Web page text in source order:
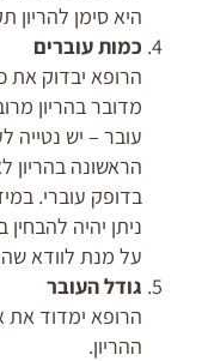
היא סימן להריון
כמות עוברים
הרופא יבדוק את
מדובר בהריון
עובר – יש נטייה
בדופק עוברי.
ניתן יהיה
על מנת לוודא
גודל העובר
הרופא ימדוד את
ההריון.